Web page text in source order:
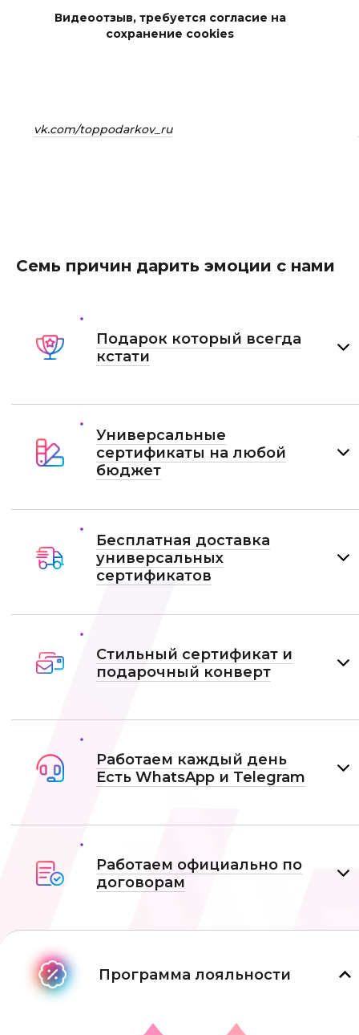
Видеоотзыв, требуется согласие на
сохранение cookies
vk.com/toppodarkov_ru
Семь причин дарить эмоции с нами
Подарок который всегда
кстати
Универсальные
сертификаты на любой
бюджет
Бесплатная доставка
универсальных
сертификатов
Стильный сертификат и
подарочный конверт
Работаем каждый день
Есть WhatsApp и Telеgram
Работаем официально по
договорам
Программа лояльности